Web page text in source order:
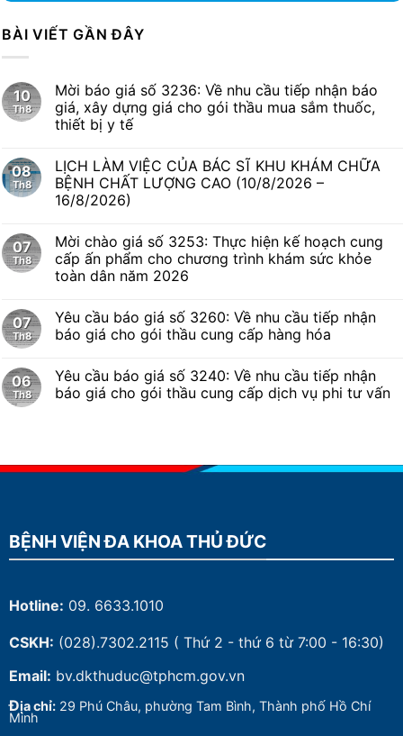
BÀI VIẾT GẦN ĐÂY
10
Th8
Mời báo giá số 3236: Về nhu cầu tiếp nhận báo
giá, xây dựng giá cho gói thầu mua sắm thuốc,
thiết bị y tế
08
Th8
LỊCH LÀM VIỆC CỦA BÁC SĨ KHU KHÁM CHỮA
BỆNH CHẤT LƯỢNG CAO (10/8/2026 –
16/8/2026)
07
Th8
Mời chào giá số 3253: Thực hiện kế hoạch cung
cấp ấn phẩm cho chương trình khám sức khỏe
toàn dân năm 2026
07
Th8
Yêu cầu báo giá số 3260: Về nhu cầu tiếp nhận
báo giá cho gói thầu cung cấp hàng hóa
06
Th8
Yêu cầu báo giá số 3240: Về nhu cầu tiếp nhận
báo giá cho gói thầu cung cấp dịch vụ phi tư vấn
BỆNH VIỆN ĐA KHOA THỦ ĐỨC
Hotline: 09. 6633.1010
CSKH: (028).7302.2115 ( Thứ 2 - thứ 6 từ 7:00 - 16:30)
Email: bv.dkthuduc@tphcm.gov.vn
Địa chỉ: 29 Phú Châu, phường Tam Bình, Thành phố Hồ Chí
Minh